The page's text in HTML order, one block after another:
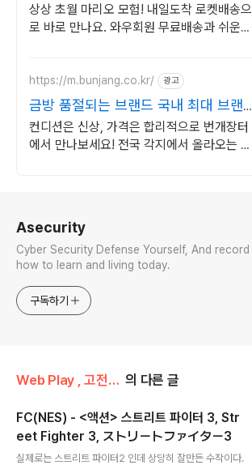
오 대모험
상상 초월 마리오 모험! 내일도착 로켓배송으
로 바로 만나요. 와우회원 무료배송과 쉬운
https://m.bunjang.co.kr/ 광고
금방 품절되는 브랜드 국내 최대 브랜
드 중고거래
컨디션은 신상, 가격은 합리적으로 번개장터
에서 만나보세요! 전국 각지에서 올라오는 전
Asecurity
Cyber Security Defense Yourself, And record for
how to learn and living today.
구독하기
Web Play , 고전/FC(NES) 의 다른 글
FC(NES) - <액션> 스트리트 파이터 3, Str
eet Fighter 3, ストリートファイター3
실제로는 스트리트 파이터2 인데 상당히 잘만든 수작이다.